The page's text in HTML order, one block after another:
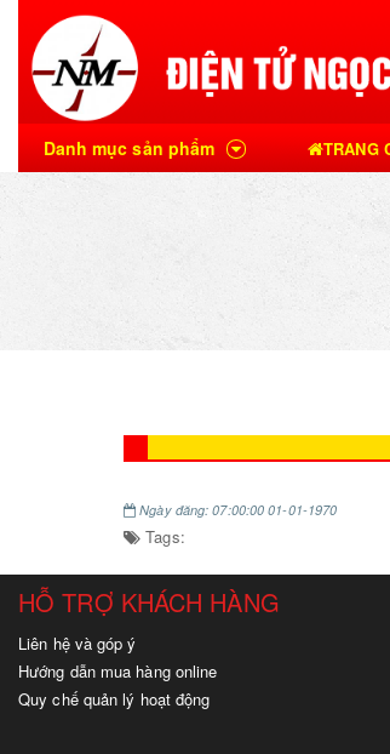
Danh mục sản phẩm TRANG
Ngày đăng: 07:00:00 01-01-1970
Tags:
HỖ TRỢ KHÁCH HÀNG
Liên hệ và góp ý
Hướng dẫn mua hàng online
Quy chế quản lý hoạt động